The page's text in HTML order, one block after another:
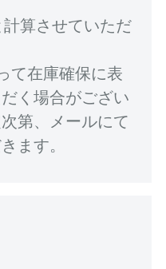
算させていただ
て在庫確保に表
く場合がござい
第、メールにて
ます。